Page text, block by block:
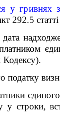
у
292.5 статті
Кодексу).
податку
строки,